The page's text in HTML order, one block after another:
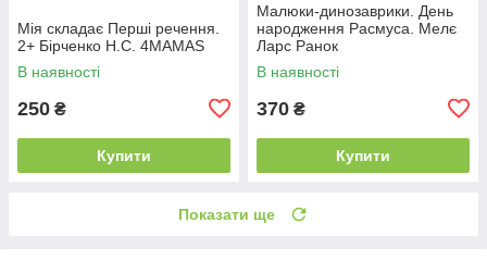
Мія складає Перші речення.
2+ Бірченко Н.С. 4MAMAS
В наявності
250 ₴
Купити
Малюки-динозаврики. День
народження Расмуса. Мелє
Ларс Ранок
В наявності
370 ₴
Купити
Показати ще